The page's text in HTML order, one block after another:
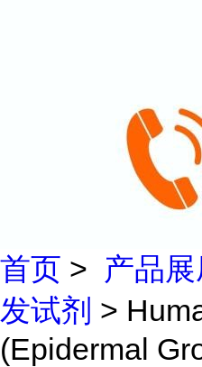
首页 > 产品
发试剂 >
(Epidermal